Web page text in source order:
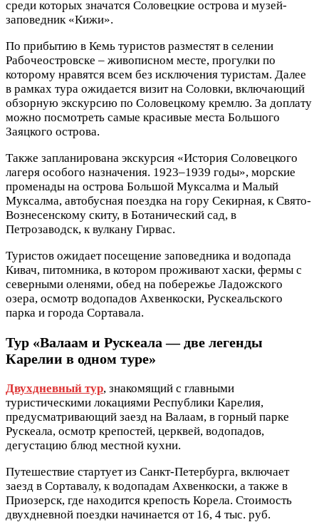
среди которых значатся Соловецкие острова и музей-
заповедник «Кижи».
По прибытию в Кемь туристов разместят в селении
Рабочеостровске – живописном месте, прогулки по
которому нравятся всем без исключения туристам. Далее
в рамках тура ожидается визит на Соловки, включающий
обзорную экскурсию по Соловецкому кремлю. За доплату
можно посмотреть самые красивые места Большого
Заяцкого острова.
Также запланирована экскурсия «История Соловецкого
лагеря особого назначения. 1923–1939 годы», морские
променады на острова Большой Муксалма и Малый
Муксалма, автобусная поездка на гору Секирная, к Свято-
Вознесенскому скиту, в Ботанический сад, в
Петрозаводск, к вулкану Гирвас.
Туристов ожидает посещение заповедника и водопада
Кивач, питомника, в котором проживают хаски, фермы с
северными оленями, обед на побережье Ладожского
озера, осмотр водопадов Ахвенкоски, Рускеальского
парка и города Сортавала.
Тур «Валаам и Рускеала — две легенды
Карелии в одном туре»
Двухдневный тур, знакомящий с главными
туристическими локациями Республики Карелия,
предусматривающий заезд на Валаам, в горный парке
Рускеала, осмотр крепостей, церквей, водопадов,
дегустацию блюд местной кухни.
Путешествие стартует из Санкт-Петербурга, включает
заезд в Сортавалу, к водопадам Ахвенкоски, а также в
Приозерск, где находится крепость Корела. Стоимость
двухдневной поездки начинается от 16, 4 тыс. руб.